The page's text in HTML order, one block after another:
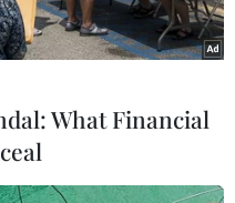
thực phẩm
What Financial